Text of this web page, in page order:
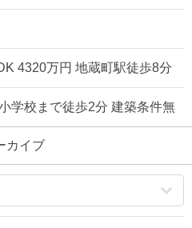
4320万円 地蔵町駅徒歩8分
学校まで徒歩2分 建築条件無
カイブ